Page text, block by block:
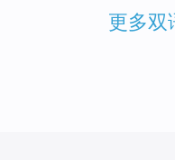
更多双